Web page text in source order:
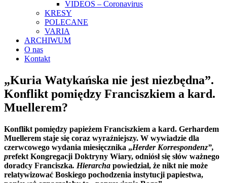
VIDEOS – Coronavirus
KRESY
POLECANE
VARIA
ARCHIWUM
O nas
Kontakt
„Kuria Watykańska nie jest niezbędna”.
Konflikt pomiędzy Franciszkiem a kard.
Muellerem?
Konflikt pomiędzy papieżem Franciszkiem a kard. Gerhardem
Muellerem staje się coraz wyraźniejszy. W wywiadzie dla
czerwcowego wydania miesięcznika „Herder Korrespondenz”,
prefekt Kongregacji Doktryny Wiary, odniósł się słów ważnego
doradcy Franciszka. Hierarcha powiedział, że nikt nie może
relatywizować Boskiego pochodzenia instytucji papiestwa,